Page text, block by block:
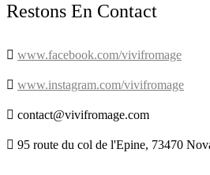
Restons En Contact
 www.facebook.com/vivifromage
 www.instagram.com/vivifromage
 contact@vivifromage.com
 95 route du col de l'Epine, 73470